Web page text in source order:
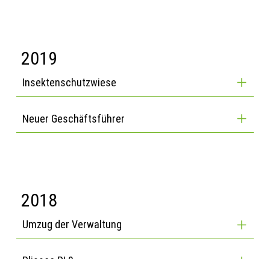
2019
Insektenschutzwiese
Neuer Geschäftsführer
2018
Umzug der Verwaltung